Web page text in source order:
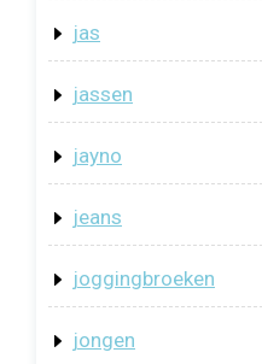
jas
jassen
jayno
jeans
joggingbroeken
jongen